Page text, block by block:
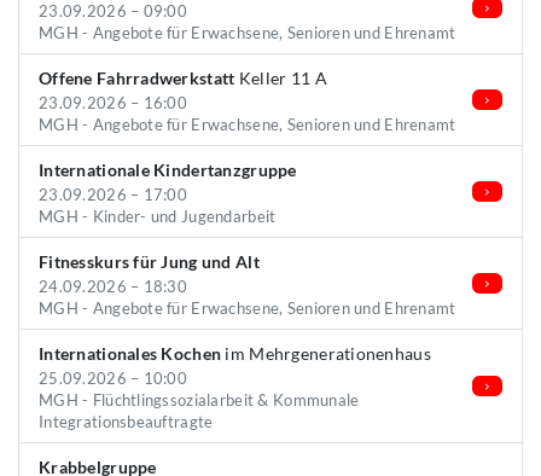
23.09.2026 – 09:00
MGH - Angebote für Erwachsene, Senioren und Ehrenamt
Offene Fahrradwerkstatt Keller 11 A
23.09.2026 – 16:00
MGH - Angebote für Erwachsene, Senioren und Ehrenamt
Internationale Kindertanzgruppe
23.09.2026 – 17:00
MGH - Kinder- und Jugendarbeit
Fitnesskurs für Jung und Alt
24.09.2026 – 18:30
MGH - Angebote für Erwachsene, Senioren und Ehrenamt
Internationales Kochen im Mehrgenerationenhaus
25.09.2026 – 10:00
MGH - Flüchtlingssozialarbeit & Kommunale
Integrationsbeauftragte
Krabbelgruppe